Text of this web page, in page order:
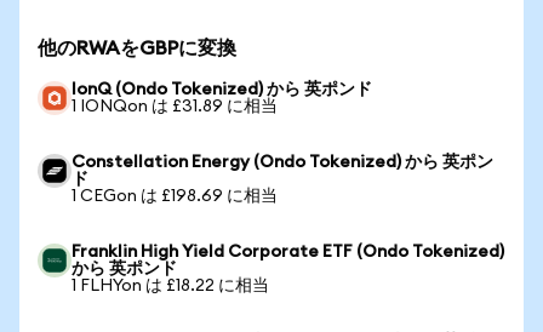
他のRWAをGBPに変換
IonQ (Ondo Tokenized) から 英ポンド
1 IONQon は £31.89 に相当
Constellation Energy (Ondo Tokenized) から 英ポン
ド
1 CEGon は £198.69 に相当
Franklin High Yield Corporate ETF (Ondo Tokenized)
から 英ポンド
1 FLHYon は £18.22 に相当